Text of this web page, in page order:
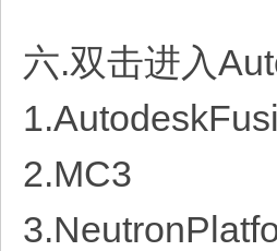
六.双击进入
2.MC3